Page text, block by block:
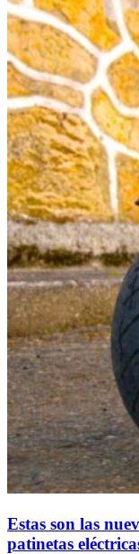
Estas son las
patinetas